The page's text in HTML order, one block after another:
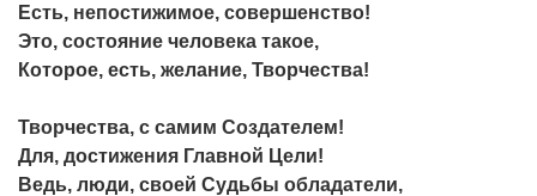
Есть, непостижимое, совершенство!
Это, состояние человека такое,
Которое, есть, желание, Творчества!
Творчества, с самим Создателем!
Для, достижения Главной Цели!
Ведь, люди, своей Судьбы обладатели,